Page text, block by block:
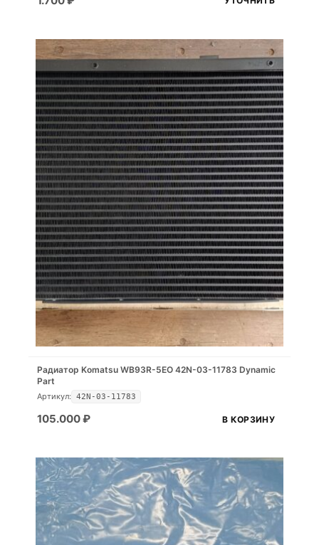
Радиатор Komatsu WB93R-5EO 42N-03-11783 Dynamic
Part
Артикул: 42N-03-11783
105.000₽ В КОРЗИНУ